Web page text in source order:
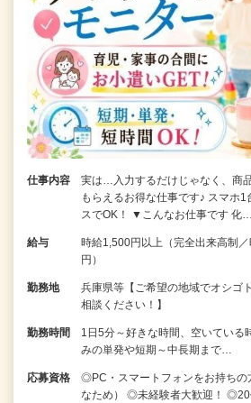
仕事内容
実は…入力するだけじゃなく、商
もらえるお得な仕事です♪ スマホ
スでOK！ ▼こんなお仕事です 化…
給与
時給1,500円以上（完全出来高制
円）
勤務地
兵庫県等【ご希望の地域でオシ
相談ください！】
勤務時間
1日5分～好きな時間、空いてい
みの単発や短期～中長期まで…
応募資格
◎PC・スマートフォンをお持ち
なため） ◎未経験者大歓迎！